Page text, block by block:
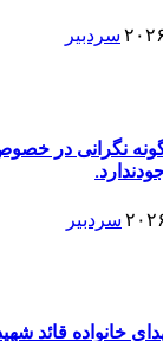
سردبیر
نگرانی در
سردبیر
خانواده قائد